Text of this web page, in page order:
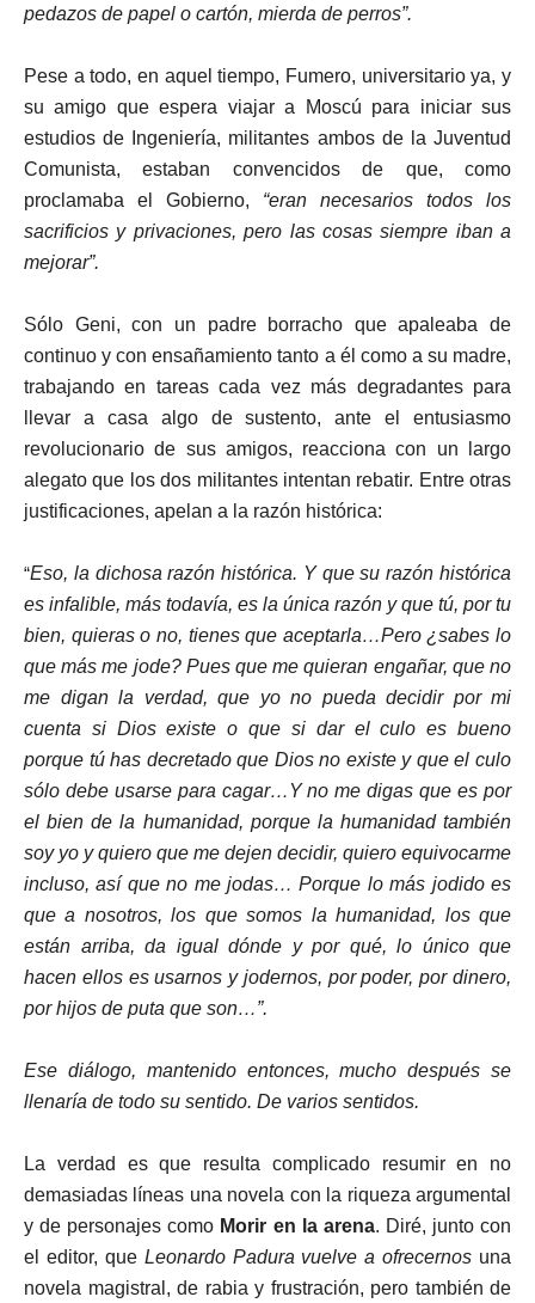
pedazos de papel o cartón, mierda de perros”.
Pese a todo, en aquel tiempo, Fumero, universitario ya, y
su amigo que espera viajar a Moscú para iniciar sus
estudios de Ingeniería, militantes ambos de la Juventud
Comunista, estaban convencidos de que, como
proclamaba el Gobierno, “eran necesarios todos los
sacrificios y privaciones, pero las cosas siempre iban a
mejorar”.
Sólo Geni, con un padre borracho que apaleaba de
continuo y con ensañamiento tanto a él como a su madre,
trabajando en tareas cada vez más degradantes para
llevar a casa algo de sustento, ante el entusiasmo
revolucionario de sus amigos, reacciona con un largo
alegato que los dos militantes intentan rebatir. Entre otras
justificaciones, apelan a la razón histórica:
“Eso, la dichosa razón histórica. Y que su razón histórica
es infalible, más todavía, es la única razón y que tú, por tu
bien, quieras o no, tienes que aceptarla…Pero ¿sabes lo
que más me jode? Pues que me quieran engañar, que no
me digan la verdad, que yo no pueda decidir por mi
cuenta si Dios existe o que si dar el culo es bueno
porque tú has decretado que Dios no existe y que el culo
sólo debe usarse para cagar…Y no me digas que es por
el bien de la humanidad, porque la humanidad también
soy yo y quiero que me dejen decidir, quiero equivocarme
incluso, así que no me jodas… Porque lo más jodido es
que a nosotros, los que somos la humanidad, los que
están arriba, da igual dónde y por qué, lo único que
hacen ellos es usarnos y jodernos, por poder, por dinero,
por hijos de puta que son…”.
Ese diálogo, mantenido entonces, mucho después se
llenaría de todo su sentido. De varios sentidos.
La verdad es que resulta complicado resumir en no
demasiadas líneas una novela con la riqueza argumental
y de personajes como Morir en la arena. Diré, junto con
el editor, que Leonardo Padura vuelve a ofrecernos una
novela magistral, de rabia y frustración, pero también de